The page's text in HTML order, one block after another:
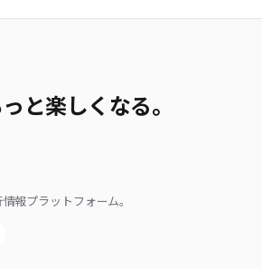
と楽しくなる。
報プラットフォーム。